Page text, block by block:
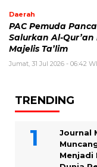
Daerah
PAC Pemuda
Salurkan Al-
Majelis Ta’lim
Jumat, 31 Jul 2026 - 06:42
TRENDING
Journal
Menjadi